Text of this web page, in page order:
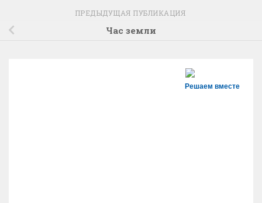
ПРЕДЫДУЩАЯ ПУБЛИКАЦИЯ
Час земли
Решаем вместе